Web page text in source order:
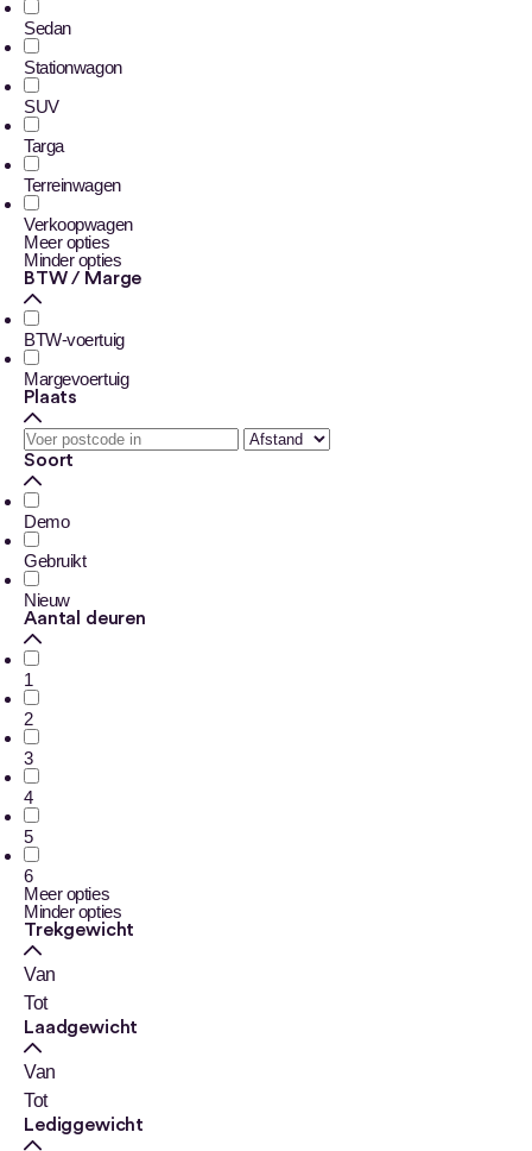
Sedan
Stationwagon
SUV
Targa
Terreinwagen
Verkoopwagen
Meer opties
Minder opties
BTW / Marge
BTW-voertuig
Margevoertuig
Plaats
Soort
Demo
Gebruikt
Nieuw
Aantal deuren
1
2
3
4
5
6
Meer opties
Minder opties
Trekgewicht
Van
Tot
Laadgewicht
Van
Tot
Lediggewicht